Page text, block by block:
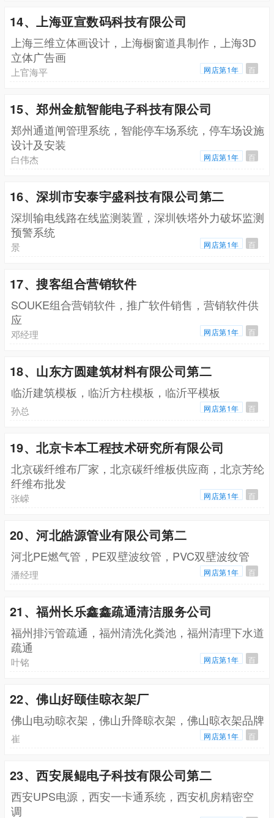
14、上海亚宣数码科技有限公司
上海三维立体画设计，上海橱窗道具制作，上海3D
立体广告画
上官海平 网店第1年 百
15、郑州金航智能电子科技有限公司
郑州通道闸管理系统，智能停车场系统，停车场设施
设计及安装
白伟杰 网店第1年 百
16、深圳市安泰宇盛科技有限公司第二
深圳输电线路在线监测装置，深圳铁塔外力破坏监测
预警系统
景 网店第1年 百
17、搜客组合营销软件
SOUKE组合营销软件，推广软件销售，营销软件供
应
邓经理 网店第1年 百
18、山东方圆建筑材料有限公司第二
临沂建筑模板，临沂方柱模板，临沂平模板
孙总 网店第1年 百
19、北京卡本工程技术研究所有限公司
北京碳纤维布厂家，北京碳纤维板供应商，北京芳纶
纤维布批发
张嵘 网店第1年 百
20、河北皓源管业有限公司第二
河北PE燃气管，PE双壁波纹管，PVC双壁波纹管
潘经理 网店第1年 百
21、福州长乐鑫鑫疏通清洁服务公司
福州排污管疏通，福州清洗化粪池，福州清理下水道
疏通
叶铭 网店第1年 百
22、佛山好颐佳晾衣架厂
佛山电动晾衣架，佛山升降晾衣架，佛山晾衣架品牌
崔 网店第1年 百
23、西安展鲲电子科技有限公司第二
西安UPS电源，西安一卡通系统，西安机房精密空
调